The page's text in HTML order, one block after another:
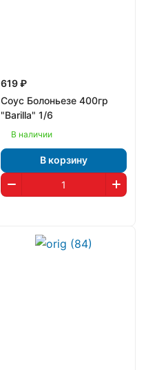
619 ₽
Соус Болоньезе 400гр
"Barilla" 1/6
В наличии
В корзину